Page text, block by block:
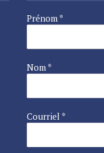
Prénom *
Nom *
Courriel *